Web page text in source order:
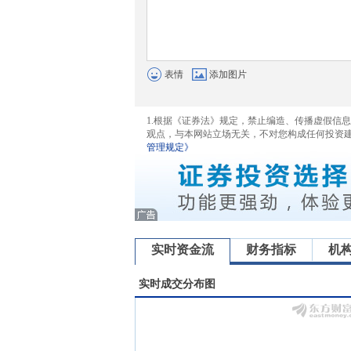
表情 添加图片
1.根据《证券法》规定，禁止编造、传播虚假信
观点，与本网站立场无关，不对您构成任何投资
管理规定》
实时资金流 财务指标 机
实时成交分布图